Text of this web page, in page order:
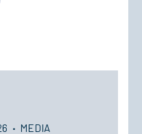
· MEDIA